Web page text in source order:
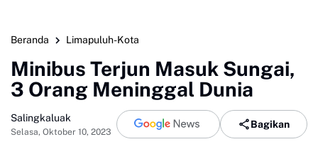
Beranda Limapuluh-Kota
Minibus Terjun Masuk Sungai,
3 Orang Meninggal Dunia
Salingkaluak
Selasa, Oktober 10, 2023
Bagikan